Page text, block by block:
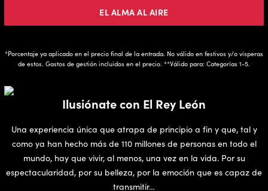
EL ALMA AL AIRE
*Porcentaje ya aplicado en el precio final de la entrada. No válido en festivos y/o vísperas
de estos. Gastos de gestión incluidos en el precio. **Válido para: Categorías 1-5.
Ilusiónate con El Rey León
Una experiencia única que atrapa de principio a fin y que, tal y
como ya han hecho más de 110 millones de personas en todo el
mundo, hay que vivir, al menos, una vez en la vida. Por su
espectacularidad, por su belleza, por la emoción que es capaz de
transmitir…